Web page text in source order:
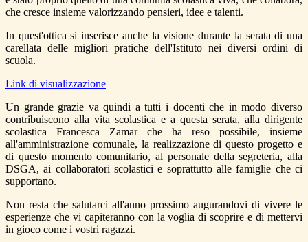
che cresce insieme valorizzando pensieri, idee e talenti.
In quest'ottica si inserisce anche la visione durante la serata di una
carellata delle migliori pratiche dell'Istituto nei diversi ordini di
scuola.
Link di visualizzazione
Un grande grazie va quindi a tutti i docenti che in modo diverso
contribuiscono alla vita scolastica e a questa serata, alla dirigente
scolastica Francesca Zamar che ha reso possibile, insieme
all'amministrazione comunale, la realizzazione di questo progetto e
di questo momento comunitario, al personale della segreteria, alla
DSGA, ai collaboratori scolastici e soprattutto alle famiglie che ci
supportano.
Non resta che salutarci all'anno prossimo augurandovi di vivere le
esperienze che vi capiteranno con la voglia di scoprire e di mettervi
in gioco come i vostri ragazzi.